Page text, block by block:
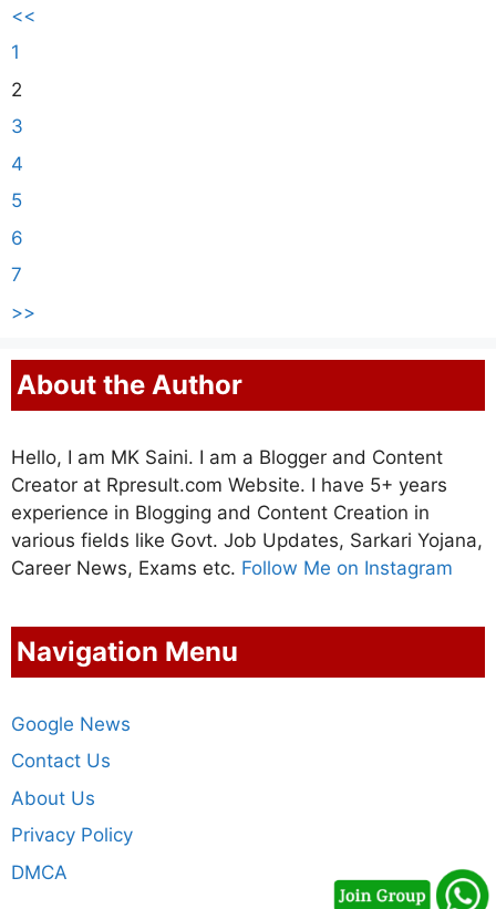
<<
1
2
3
4
5
6
7
>>
About the Author
Hello, I am MK Saini. I am a Blogger and Content
Creator at Rpresult.com Website. I have 5+ years
experience in Blogging and Content Creation in
various fields like Govt. Job Updates, Sarkari Yojana,
Career News, Exams etc. Follow Me on Instagram
Navigation Menu
Google News
Contact Us
About Us
Privacy Policy
DMCA